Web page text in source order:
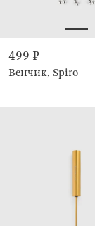
499 ₽
Венчик, Spiro